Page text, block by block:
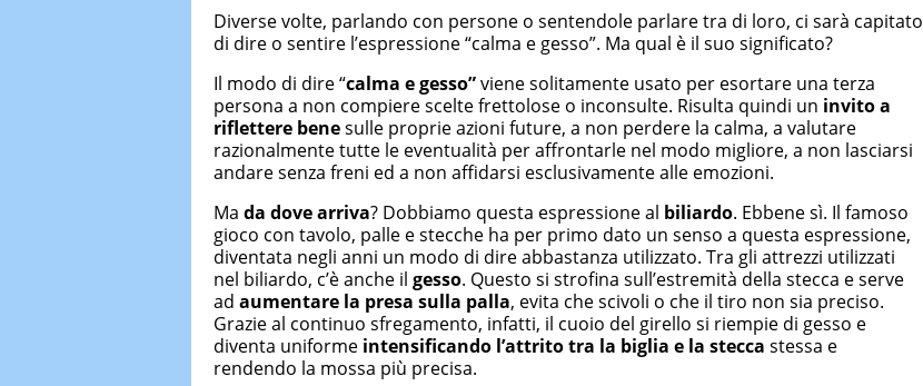
Diverse volte, parlando con persone o sentendole parlare tra di loro, ci sarà capitato
di dire o sentire l’espressione “calma e gesso”. Ma qual è il suo significato?
Il modo di dire “calma e gesso”viene solitamente usato per esortare una terza
persona a non compiere scelte frettolose o inconsulte. Risulta quindi un invito a
riflettere benesulle proprie azioni future, a non perdere la calma, a valutare
razionalmente tutte le eventualità per affrontarle nel modo migliore, a non lasciarsi
andare senza freni ed a non affidarsi esclusivamente alle emozioni.
Ma da dove arriva? Dobbiamo questa espressione al biliardo. Ebbene sì. Il famoso
gioco con tavolo, palle e stecche ha per primo dato un senso a questa espressione,
diventata negli anni un modo di dire abbastanza utilizzato. Tra gli attrezzi utilizzati
nel biliardo, c’è anche il gesso. Questo si strofina sull’estremità della stecca e serve
ad aumentare la presa sulla palla, evita che scivoli o che il tiro non sia preciso.
Grazie al continuo sfregamento, infatti, il cuoio del girello si riempie di gesso e
diventa uniforme intensificando l’attrito tra la biglia e la stecca stessa e
rendendo la mossa più precisa.